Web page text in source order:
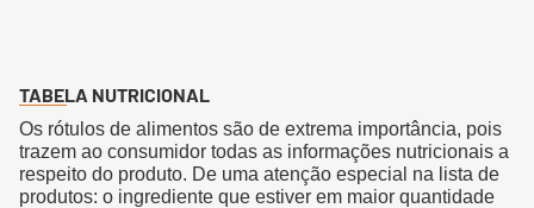
TABELA NUTRICIONAL
Os rótulos de alimentos são de extrema importância, pois
trazem ao consumidor todas as informações nutricionais a
respeito do produto. De uma atenção especial na lista de
produtos: o ingrediente que estiver em maior quantidade